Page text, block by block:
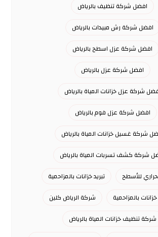
افضل شركة تنظيف بالرياض
افضل شركة رش مبيدات بالرياض
افضل شركة عزل اسطح بالرياض
افضل شركة عزل بالرياض
شركة عزل خزانات المياة بالرياض
افضل شركة عزل فوم بالرياض
شركة غسيل خزانات المياة بالرياض
شركة كشف تسربات المياة بالرياض
للأسطح
تبريد خزانات بالمزاحمية
بالمزاحمية
شركة الرياض كلين
شركة تنظيف خزانات المياة بالرياض